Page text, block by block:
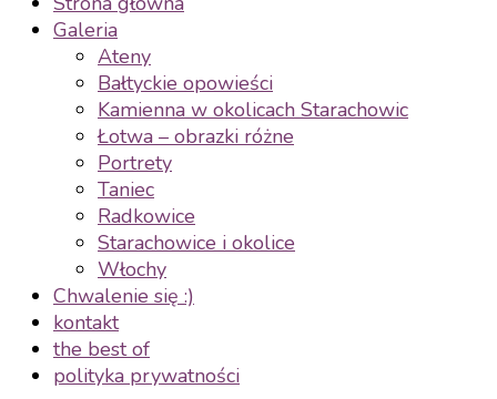
Galeria
Ateny
Bałtyckie opowieści
Kamienna w okolicach Starachowic
Łotwa – obrazki różne
Portrety
Taniec
Radkowice
Starachowice i okolice
Włochy
Chwalenie się :)
kontakt
the best of
polityka prywatności